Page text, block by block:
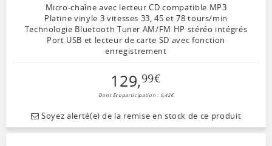
Micro-chaîne avec lecteur CD compatible MP3
Platine vinyle 3 vitesses 33, 45 et 78 tours/min
Technologie Bluetooth Tuner AM/FM HP stéréo intégrés
Port USB et lecteur de carte SD avec fonction
enregistrement
129,99€
Dont Ecoparticipation : 0,42€
Soyez alerté(e) de la remise en stock de ce produit